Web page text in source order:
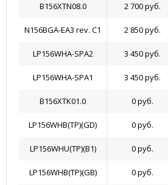
B156XTN08.0 2 700 руб.
N156BGA-EA3 rev. C1 2 850 руб.
LP156WHA-SPA2 3 450 руб.
LP156WHA-SPA1 3 450 руб.
B156XTK01.0 0 руб.
LP156WHB(TP)(GD) 0 руб.
LP156WHU(TP)(B1) 0 руб.
LP156WHB(TP)(GB) 0 руб.